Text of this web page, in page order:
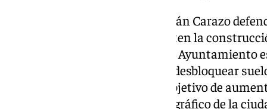
Por su parte, la alcaldesa Marifrán Carazo
impulsando políticas que faciliten la
Granada. Según ha explicado, el
procedimientos urbanísticos y desbloquear
años sin desarrollarse, con el objetivo de
responder al crecimiento demográfico de la